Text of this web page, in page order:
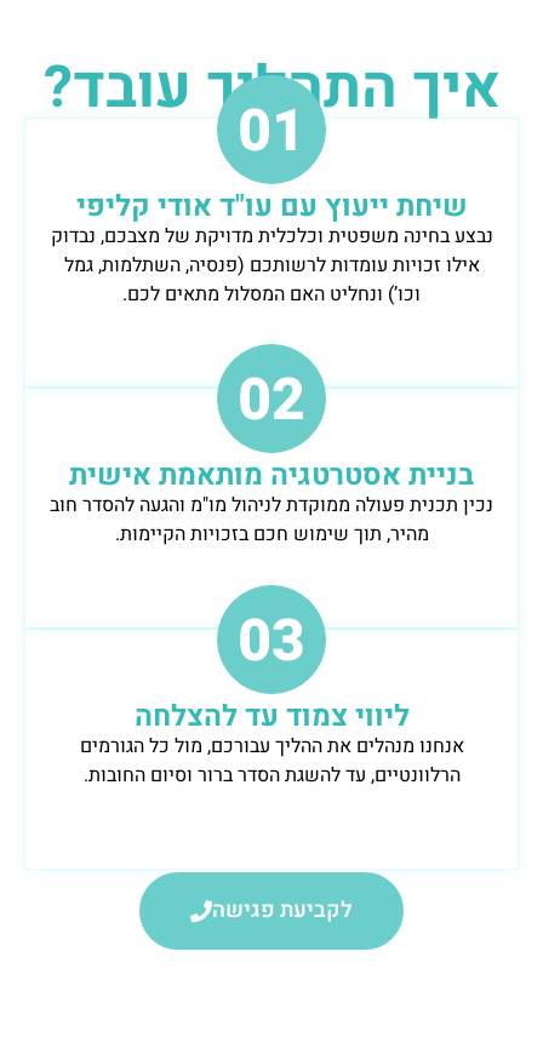
איך התהליך עובד?
שיחת ייעוץ עם עו"ד אודי קליפי
נבצע בחינה משפטית וכלכלית מדויקת של מצבכם, נבדוק
אילו זכויות עומדות לרשותכם (פנסיה, השתלמות, גמל
וכו’) ונחליט האם המסלול מתאים לכם.
בניית אסטרטגיה מותאמת אישית
נכין תכנית פעולה ממוקדת לניהול מו"מ והגעה להסדר חוב
מהיר, תוך שימוש חכם בזכויות הקיימות.
ליווי צמוד עד להצלחה
אנחנו מנהלים את ההליך עבורכם, מול כל הגורמים
הרלוונטיים, עד להשגת הסדר ברור וסיום החובות.
לקביעת פגישה